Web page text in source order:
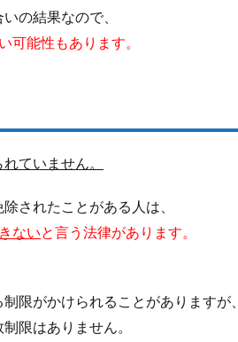
の結果なので、
可能性もあります。
ていません。
されたことがある人は、
ないと言う法律があります。
限がかけられることがありますが、
限はありません。